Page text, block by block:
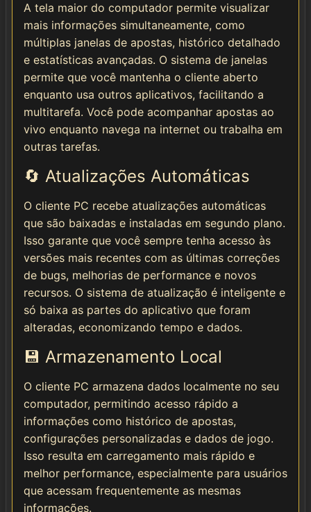
A tela maior do computador permite visualizar
mais informações simultaneamente, como
múltiplas janelas de apostas, histórico detalhado
e estatísticas avançadas. O sistema de janelas
permite que você mantenha o cliente aberto
enquanto usa outros aplicativos, facilitando a
multitarefa. Você pode acompanhar apostas ao
vivo enquanto navega na internet ou trabalha em
outras tarefas.
🔄 Atualizações Automáticas
O cliente PC recebe atualizações automáticas
que são baixadas e instaladas em segundo plano.
Isso garante que você sempre tenha acesso às
versões mais recentes com as últimas correções
de bugs, melhorias de performance e novos
recursos. O sistema de atualização é inteligente e
só baixa as partes do aplicativo que foram
alteradas, economizando tempo e dados.
💾 Armazenamento Local
O cliente PC armazena dados localmente no seu
computador, permitindo acesso rápido a
informações como histórico de apostas,
configurações personalizadas e dados de jogo.
Isso resulta em carregamento mais rápido e
melhor performance, especialmente para usuários
que acessam frequentemente as mesmas
informações.